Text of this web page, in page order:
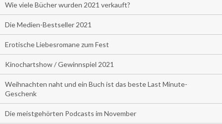
Wie viele Bücher wurden 2021 verkauft?
Die Medien-Bestseller 2021
Erotische Liebesromane zum Fest
Kinochartshow / Gewinnspiel 2021
Weihnachten naht und ein Buch ist das beste Last Minute-
Geschenk
Die meistgehörten Podcasts im November